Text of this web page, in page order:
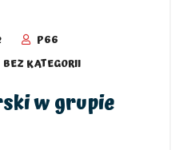
P66
BEZ KATEGORII
w grupie